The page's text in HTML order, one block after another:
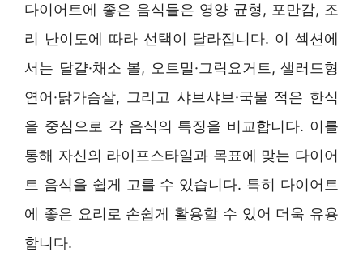
다이어트에 좋은 음식들은 영양 균형, 포만감, 조
리 난이도에 따라 선택이 달라집니다. 이 섹션에
서는 달걀·채소 볼, 오트밀·그릭요거트, 샐러드형
연어·닭가슴살, 그리고 샤브샤브·국물 적은 한식
을 중심으로 각 음식의 특징을 비교합니다. 이를
통해 자신의 라이프스타일과 목표에 맞는 다이어
트 음식을 쉽게 고를 수 있습니다. 특히 다이어트
에 좋은 요리로 손쉽게 활용할 수 있어 더욱 유용
합니다.